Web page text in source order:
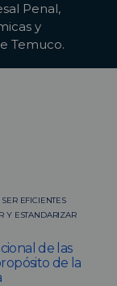
Penal,
y
Temuco.
EFICIENTES
Y ESTANDARIZAR
de las
de la